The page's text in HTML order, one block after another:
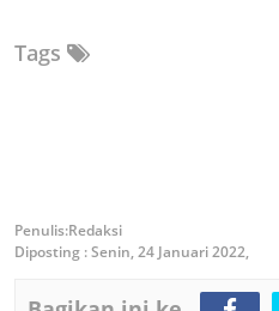
Tags
Redaksi
Diposting :Senin, 24 Januari 2022,